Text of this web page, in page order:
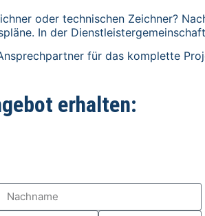
oder technischen Zeichner?
In der
für das komplette
erhalten: